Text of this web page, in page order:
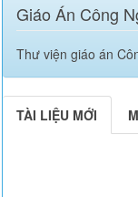
Giáo Án Công
Thư viện giáo án
TÀI LIỆU MỚI